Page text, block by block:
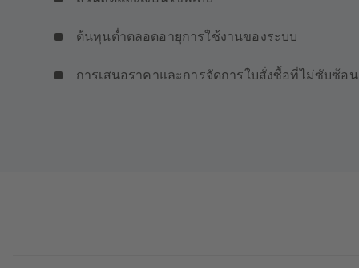
ต้นทุนต่ำตลอดอายุการใช้งานของระบบ
การเสนอราคาและการจัดการใบสั่งซื้อที่ไม่ซับซ้อน